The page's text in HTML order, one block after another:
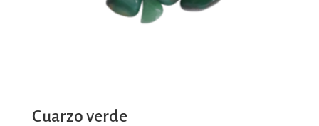
Cuarzo verde